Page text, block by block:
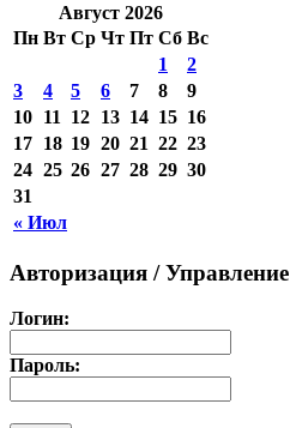
Август 2026
Пн Вт Ср Чт Пт Сб Вс
« Июл
1
2
3
4 5 6 7 8
9
10 11 12 13 14 15 16
17 18 19 20 21 22 23
24 25 26 27 28 29 30
31
Авторизация / Управление
Логин:
Пароль: